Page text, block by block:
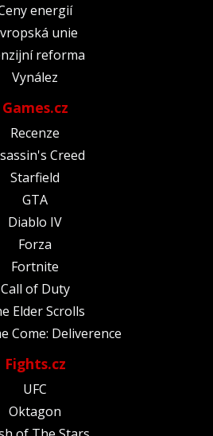
energií
unie
reforma
Vynález
Games.cz
Recenze
Creed
Starfield
GTA
Diablo IV
Forza
Fortnite
Call of Duty
Elder Scrolls
Come: Deliverence
Fights.cz
UFC
Oktagon